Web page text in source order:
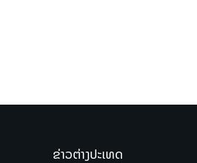
ຂ່າວຕ່າງປະເທດ